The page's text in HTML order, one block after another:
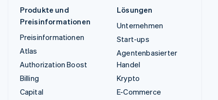
Produkte und
Preisinformationen
Preisinformationen
Atlas
Authorization Boost
Billing
Capital
Lösungen
Unternehmen
Start-ups
Agentenbasierter
Handel
Krypto
E-Commerce